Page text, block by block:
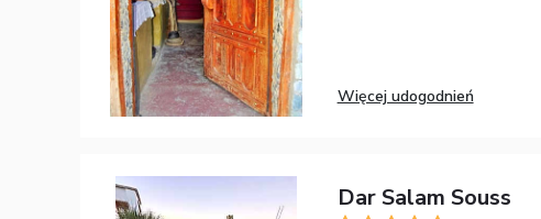
Więcej udogodnień
Dar Salam Souss